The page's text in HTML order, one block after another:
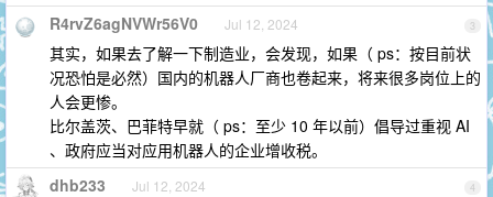
3
R4rvZ6agNVWr56V0 Jul 12, 2024
其实，如果去了解一下制造业，会发现，如果（ ps：按目前状
况恐怕是必然）国内的机器人厂商也卷起来，将来很多岗位上的
人会更惨。
比尔盖茨、巴菲特早就（ ps：至少 10 年以前）倡导过重视 AI
、政府应当对应用机器人的企业增收税。
4
dhb233 Jul 12, 2024